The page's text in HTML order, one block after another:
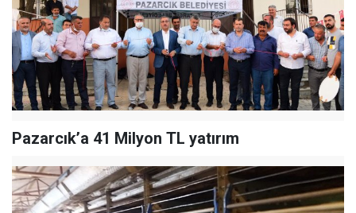
Pazarcık’a 41 Milyon TL yatırım